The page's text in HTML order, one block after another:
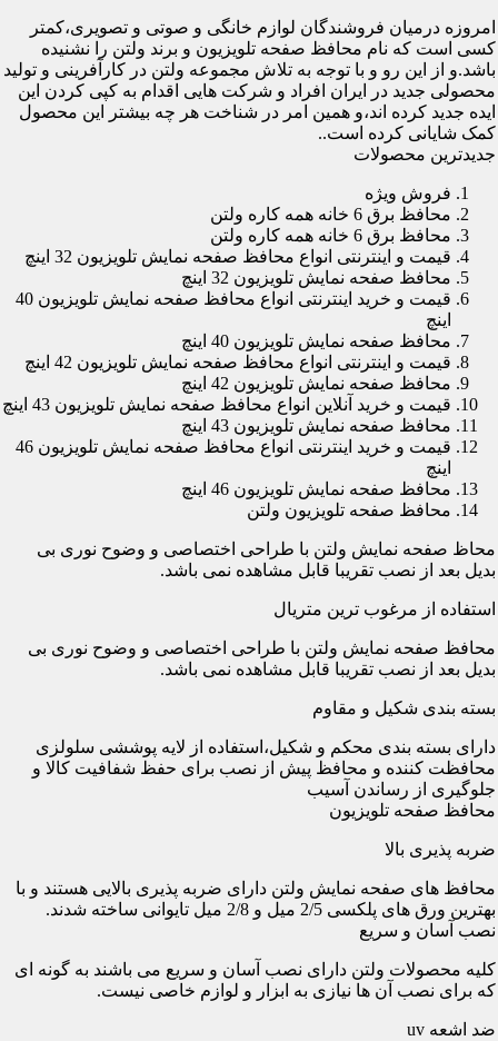
امروزه درمیان فروشندگان لوازم خانگی و صوتی و تصویری،کمتر
کسی است که نام محافظ صفحه تلویزیون و برند ولتن را نشنیده
باشد.و از این رو و با توجه به تلاش مجموعه ولتن در کارآفرینی و تولید
محصولی جدید در ایران افراد و شرکت هایی اقدام به کپی کردن این
ایده جدید کرده اند،و همین امر در شناخت هر چه بیشتر این محصول
کمک شایانی کرده است..
جدیدترین محصولات
فروش ویژه
محافظ برق 6 خانه همه کاره ولتن
محافظ برق 6 خانه همه کاره ولتن
قیمت و اینترنتی انواع محافظ صفحه نمایش تلویزیون 32 اینچ
محافظ صفحه نمایش تلویزیون 32 اینچ
قیمت و خرید اینترنتی انواع محافظ صفحه نمایش تلویزیون 40
اینچ
محافظ صفحه نمایش تلویزیون 40 اینچ
قیمت و اینترنتی انواع محافظ صفحه نمایش تلویزیون 42 اینچ
محافظ صفحه نمایش تلویزیون 42 اینچ
قیمت و خرید آنلاین انواع محافظ صفحه نمایش تلویزیون 43 اینچ
محافظ صفحه نمایش تلویزیون 43 اینچ
قیمت و خرید اینترنتی انواع محافظ صفحه نمایش تلویزیون 46
اینچ
محافظ صفحه نمایش تلویزیون 46 اینچ
محافظ صفحه تلویزیون ولتن
محاظ صفحه نمایش ولتن با طراحی اختصاصی و وضوح نوری بی
بدیل بعد از نصب تقریبا قابل مشاهده نمی باشد.
استفاده از مرغوب ترین متریال
محافظ صفحه نمایش ولتن با طراحی اختصاصی و وضوح نوری بی
بدیل بعد از نصب تقریبا قابل مشاهده نمی باشد.
بسته بندی شکیل و مقاوم
دارای بسته بندی محکم و شکیل،استفاده از لایه پوششی سلولزی
محافظت کننده و محافظ پیش از نصب برای حفظ شفافیت کالا و
جلوگیری از رساندن آسیب
محافظ صفحه تلویزیون
ضربه پذیری بالا
محافظ های صفحه نمایش ولتن دارای ضربه پذیری بالایی هستند و با
بهترین ورق های پلکسی 2/5 میل و 2/8 میل تایوانی ساخته شدند.
نصب آسان و سریع
کلیه محصولات ولتن دارای نصب آسان و سریع می باشند به گونه ای
که برای نصب آن ها نیازی به ابزار و لوازم خاصی نیست.
ضد اشعه uv